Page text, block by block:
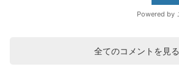
全てのコメントを見る